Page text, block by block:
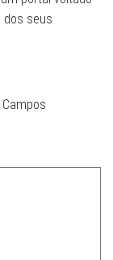
dos seus
Campos